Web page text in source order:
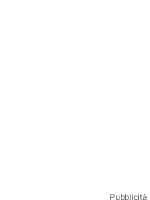
Pubblicità